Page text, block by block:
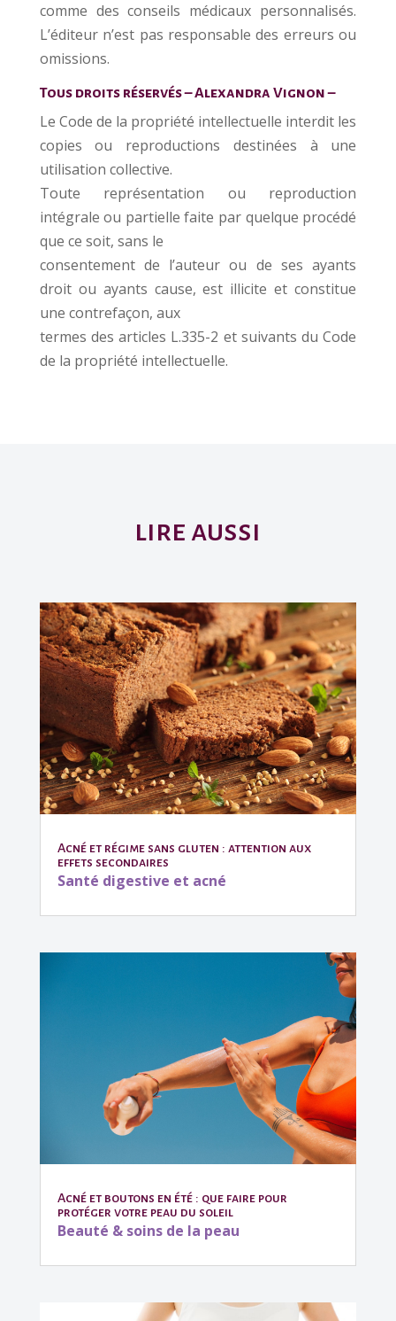
comme des conseils médicaux personnalisés.
L’éditeur n’est pas responsable des erreurs ou
omissions.
Tous droits réservés – Alexandra Vignon –
Le Code de la propriété intellectuelle interdit les
copies ou reproductions destinées à une
utilisation collective.
Toute représentation ou reproduction
intégrale ou partielle faite par quelque procédé
que ce soit, sans le
consentement de l’auteur ou de ses ayants
droit ou ayants cause, est illicite et constitue
une contrefaçon, aux
termes des articles L.335-2 et suivants du Code
de la propriété intellectuelle.
lire aussi
Acné et régime sans gluten : attention aux
effets secondaires
Santé digestive et acné
Acné et boutons en été : que faire pour
protéger votre peau du soleil
Beauté & soins de la peau